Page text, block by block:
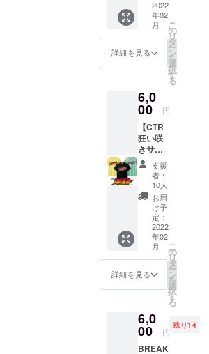
ます）
安全・
安心な
コー
を小型
の焙煎
丁寧に
焙煎し
ていま
す。 サ
イズや
形式；
800g ※
支援金
額は、
申し込
み時に
「上乗
せ支
援」が
可能で
ちろ
ん、お
で構い
ませ
ん。
（商品
MILLIO
STEPS
、ex.
ナック
狂い咲
きサン
ダー
ロー
ド） カ
ラー:黒
サイ
ズ:S/M/
L/XL ※
備考欄
に必ず
ご希望
のサイ
ズを記
載して
い。 ※
支援金
み時に
「上乗
せ支
（ライ
ブハウ
ス以前
は映画
館『白
当時の
看板が
今でも
設置さ
れてい
ます）
※支援金
額は、
申し込
み時に
「上乗
せ支
援」が
可能で
す。 も
ちろ
ん、お
ん。
コアバ
ンド
SLANG
より、
PIGSTY
support
Tシャ
ラー：
黒のみ
サイ
ズ：
XS/S/M/
L/XL/XX
L ボ
ディ：
GILDA
N ※支援
金額
は、申
し込み
時に
「上乗
せ支
援」が
ん、お
気持ち
で構い
ませ
2022
年02
月
詳細を見る
こ
の
リ
タ
ー
ン
を
選
択
す
る
6,0
00 円
【CTR
狂い咲
きサン
ダー
ロード
Tシャ
ツ】
PIGSTY
の店長
沖野が
在籍し
ていた
バンド
『CTR
狂い咲
きサン
ロード
』の復
刻Tシャ
ツ。 カ
支援
者：
10人
お届
け予
定：
2022
年02
月
詳細を見る
こ
の
リ
タ
ー
ン
を
選
択
す
る
6,0
00 円
残り14
BREAK